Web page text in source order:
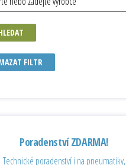
FILTR
Poradenství ZDARMA!
Technické poradenství i na pneumatiky,